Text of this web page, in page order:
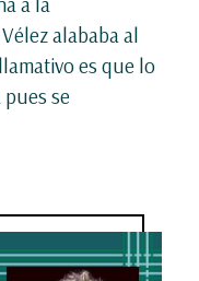
alababa al
es que lo
se